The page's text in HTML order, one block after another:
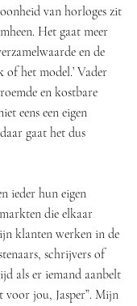
van horloges zit
Het gaat meer
en de
of het model.’ Vader
en kostbare
eens een eigen
gaat het dus
ieder hun eigen
die elkaar
klanten werken in de
schrijvers of
als er iemand aanbelt
voor jou, Jasper”. Mijn